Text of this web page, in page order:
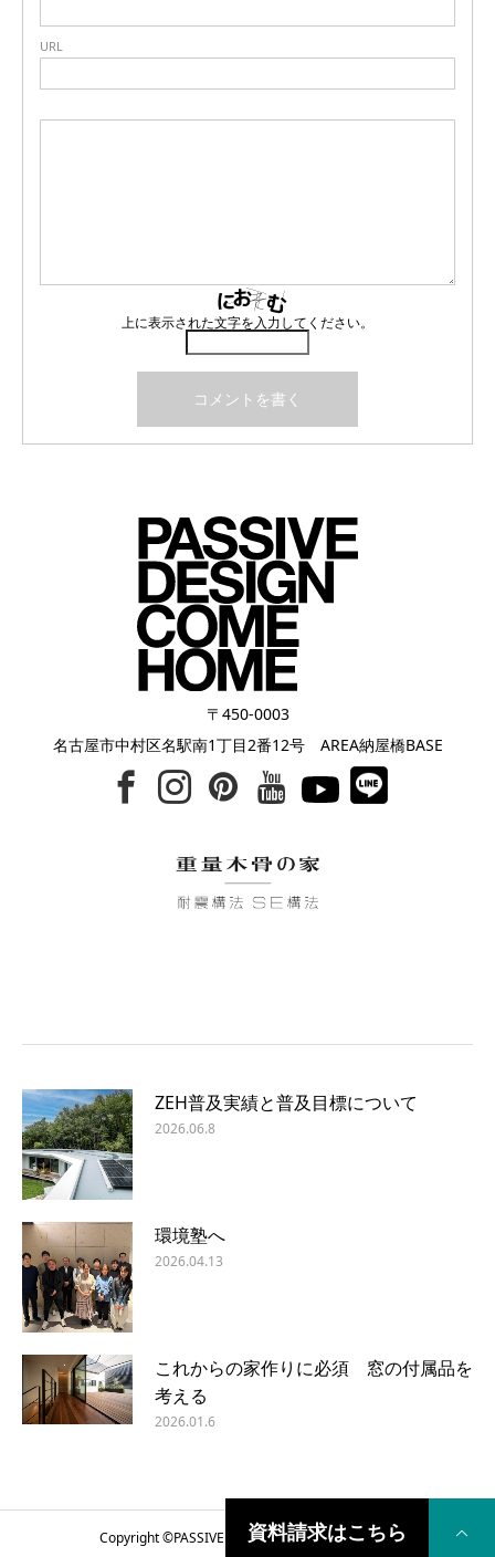
URL
上に表示された文字を入力してください。
〒450-0003
名古屋市中村区名駅南1丁目2番12号 AREA納屋橋BASE
ZEH普及実績と普及目標について
2026.06.8
環境塾へ
2026.04.13
これからの家作りに必須 窓の付属品を
考える
2026.01.6
Copyright ©PASSIVE DESIGN COME HOME2018
資料請求はこちら